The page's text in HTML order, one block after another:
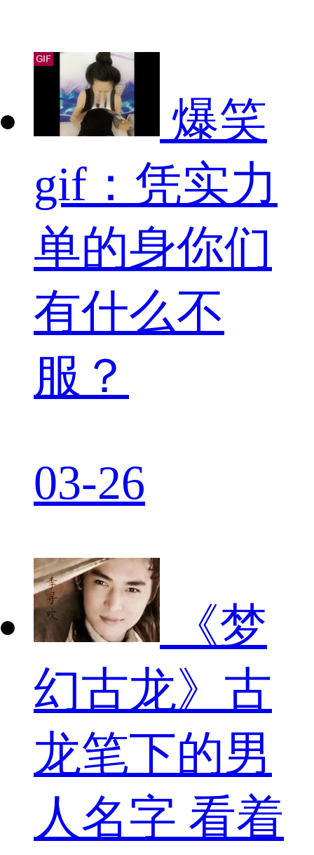
爆笑
gif：凭实力
单的身你们
有什么不
服？
03-26
《梦
幻古龙》古
龙笔下的男
人名字 看着